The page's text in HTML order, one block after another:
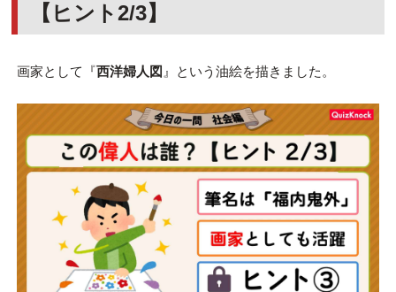
【ヒント2/3】
画家として『西洋婦人図 』という油絵を描きました。